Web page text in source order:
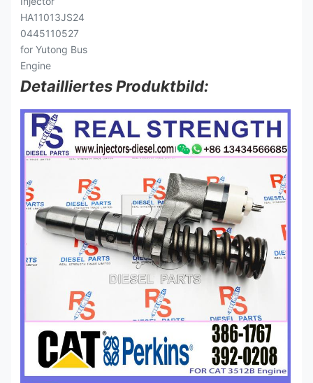
Detailliertes Produktbild: